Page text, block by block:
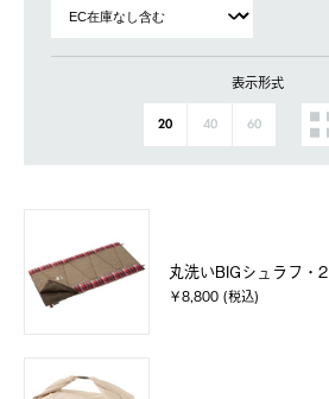
表示形式
20 40 60
丸洗いBIGシュラフ・2
￥8,800 (税込)